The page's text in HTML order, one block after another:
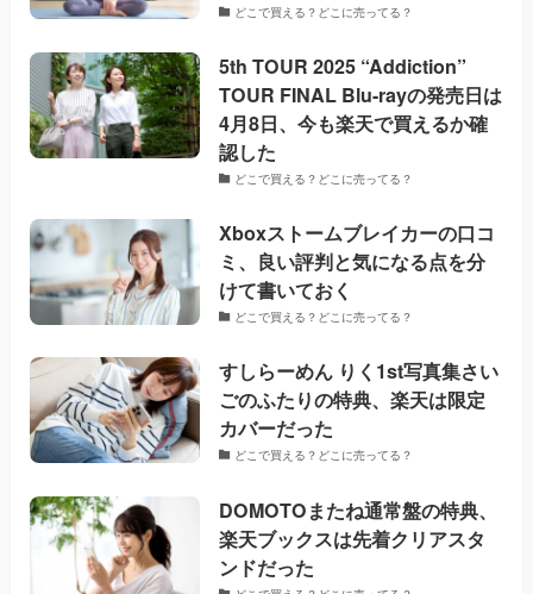
どこで買える？どこに売ってる？
5th TOUR 2025 “Addiction”
TOUR FINAL Blu-rayの発売日は
4月8日、今も楽天で買えるか確
認した
どこで買える？どこに売ってる？
Xboxストームブレイカーの口コ
ミ、良い評判と気になる点を分
けて書いておく
どこで買える？どこに売ってる？
すしらーめん りく1st写真集さい
ごのふたりの特典、楽天は限定
カバーだった
どこで買える？どこに売ってる？
DOMOTOまたね通常盤の特典、
楽天ブックスは先着クリアスタ
ンドだった